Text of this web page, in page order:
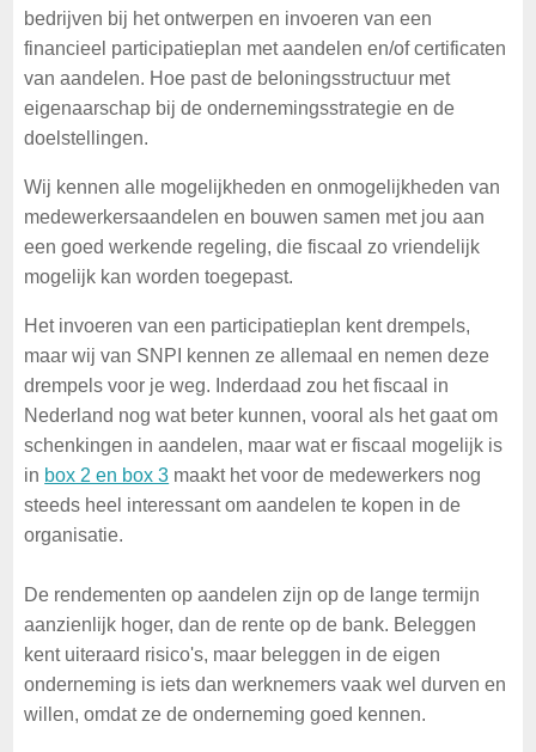
bedrijven bij het ontwerpen en invoeren van een
financieel participatieplan met aandelen en/of certificaten
van aandelen. Hoe past de beloningsstructuur met
eigenaarschap bij de ondernemingsstrategie en de
doelstellingen.
Wij kennen alle mogelijkheden en onmogelijkheden van
medewerkersaandelen en bouwen samen met jou aan
een goed werkende regeling, die fiscaal zo vriendelijk
mogelijk kan worden toegepast.
Het invoeren van een participatieplan kent drempels,
maar wij van SNPI kennen ze allemaal en nemen deze
drempels voor je weg. Inderdaad zou het fiscaal in
Nederland nog wat beter kunnen, vooral als het gaat om
schenkingen in aandelen, maar wat er fiscaal mogelijk is
in box 2 en box 3 maakt het voor de medewerkers nog
steeds heel interessant om aandelen te kopen in de
organisatie.
De rendementen op aandelen zijn op de lange termijn
aanzienlijk hoger, dan de rente op de bank. Beleggen
kent uiteraard risico's, maar beleggen in de eigen
onderneming is iets dan werknemers vaak wel durven en
willen, omdat ze de onderneming goed kennen.